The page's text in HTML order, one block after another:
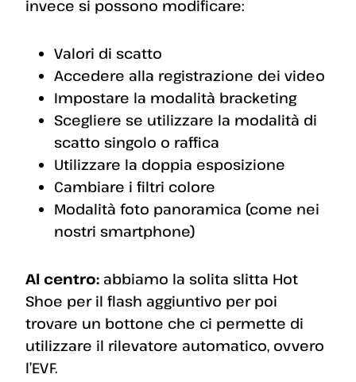
invece si possono modificare:
Valori di scatto
Accedere alla registrazione dei video
Impostare la modalità bracketing
Scegliere se utilizzare la modalità di
scatto singolo o raffica
Utilizzare la doppia esposizione
Cambiare i filtri colore
Modalità foto panoramica (come nei
nostri smartphone)
Al centro: abbiamo la solita slitta Hot
Shoe per il flash aggiuntivo per poi
trovare un bottone che ci permette di
utilizzare il rilevatore automatico, ovvero
l’EVF.